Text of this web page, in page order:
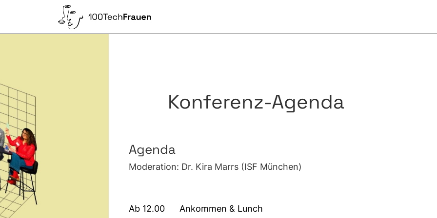
Konferenz-Agenda
Agenda
Moderation: Dr. Kira Marrs (ISF München)
Ab 12.00 Ankommen & Lunch